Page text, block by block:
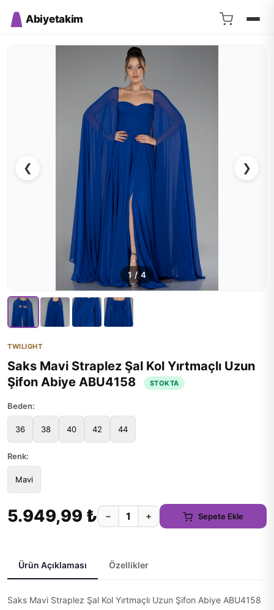
Abiyetakim
❮ ❯
1/4
TWILIGHT
Saks Mavi Straplez Şal Kol Yırtmaçlı Uzun
Şifon Abiye ABU4158
STOKTA
Beden:
36 38 40 42 44
Renk:
Mavi
5.949,99 ₺ − + Sepete Ekle
Ürün Açıklaması Özellikler
Saks Mavi Straplez Şal Kol Yırtmaçlı Uzun Şifon Abiye ABU4158